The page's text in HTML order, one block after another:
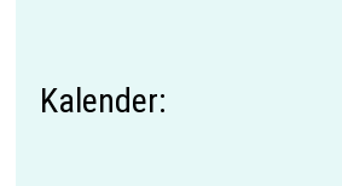
Kalender: